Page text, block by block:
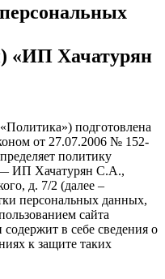
«ИП Хачатурян
подготовлена
от 27.07.2006 № 152-
политику
— ИП Хачатурян С.А.,
д. 7/2 (далее –
персональных данных,
сайта
в себе сведения о
к защите таких